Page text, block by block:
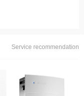
Service recommendation